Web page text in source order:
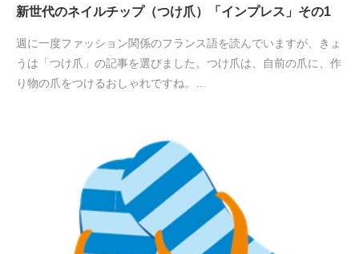
新世代のネイルチップ（つけ爪）「インプレス」その1
週に一度ファッション関係のフランス語を読んでいますが、きょ
うは「つけ爪」の記事を選びました。つけ爪は、自前の爪に、作
り物の爪をつけるおしゃれですね。…